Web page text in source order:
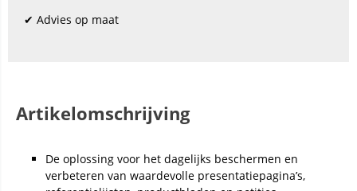
✔ Advies op maat
Artikelomschrijving
De oplossing voor het dagelijks beschermen en
verbeteren van waardevolle presentatiepagina’s,